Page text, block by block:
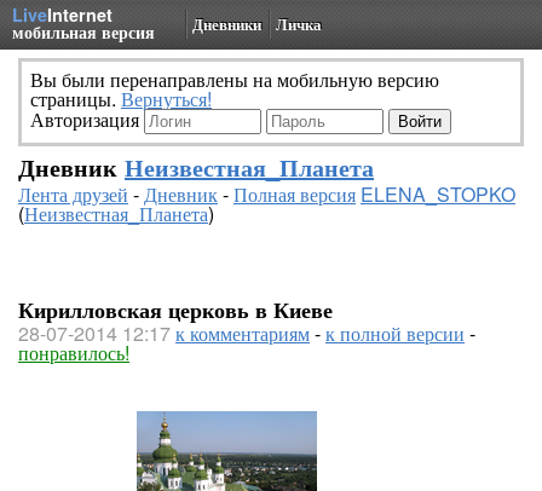
LiveInternet
мобильная версия Дневники Личка
Вы были перенаправлены на мобильную версию
страницы. Вернуться!
Авторизация
Дневник Неизвестная_Планета
Лента друзей -Дневник-Полная версия ELENA_STOPKO
(Неизвестная_Планета)
Кирилловская церковь в Киеве
28-07-2014 12:17к комментариям-к полной версии -
понравилось!